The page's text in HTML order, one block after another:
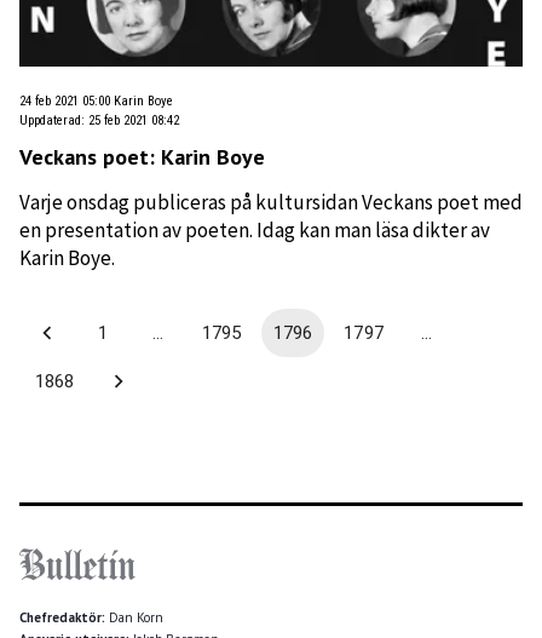
24 feb 2021 05:00 Karin Boye
Uppdaterad: 25 feb 2021 08:42
Veckans poet: Karin Boye
Varje onsdag publiceras på kultursidan Veckans poet med
en presentation av poeten. Idag kan man läsa dikter av
Karin Boye.
1 1795 1796 1797
1868
Chefredaktör: Dan Korn